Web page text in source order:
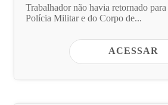
Trabalhador não havia retornado para
Polícia Militar e do Corpo de...
ACESSAR